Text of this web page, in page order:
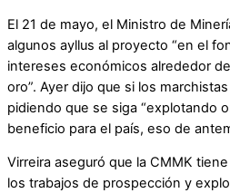
El 21 de mayo, el Ministro de
algunos ayllus al proyecto “en el
intereses económicos alrededor
oro”. Ayer dijo que si los
pidiendo que se siga “explotando
beneficio para el país, eso de
Virreira aseguró que la CMMK
los trabajos de prospección y